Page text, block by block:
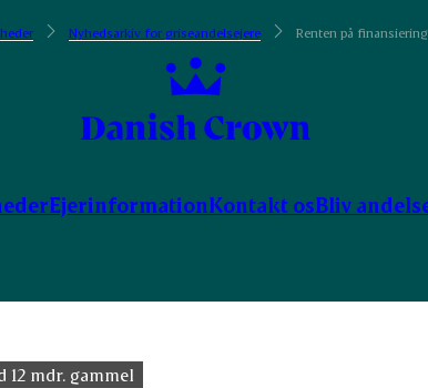
Nyhedsarkiv for griseandelsejere Renten på
EjerinformationKontakt osBliv
12 mdr. gammel